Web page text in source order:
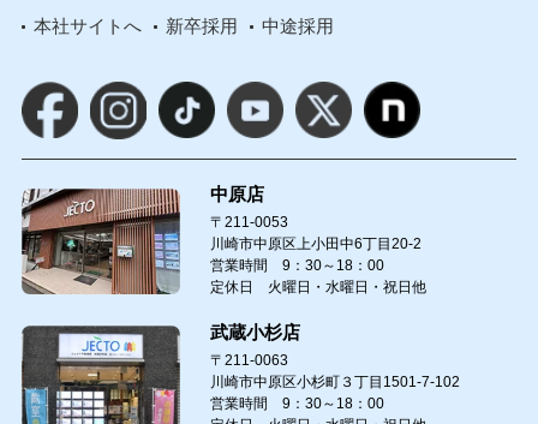
本社サイトへ 新卒採用 中途採用
中原店
〒211-0053
川崎市中原区上小田中6丁目20-2
営業時間 9：30～18：00
定休日 火曜日・水曜日・祝日他
武蔵小杉店
〒211-0063
川崎市中原区小杉町３丁目1501-7-102
営業時間 9：30～18：00